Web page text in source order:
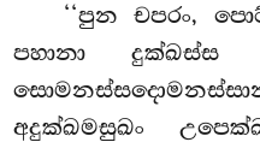
‘‘පුන චපරං,
පහානා දුක්ඛස්ස
අදුක්ඛමසුඛං